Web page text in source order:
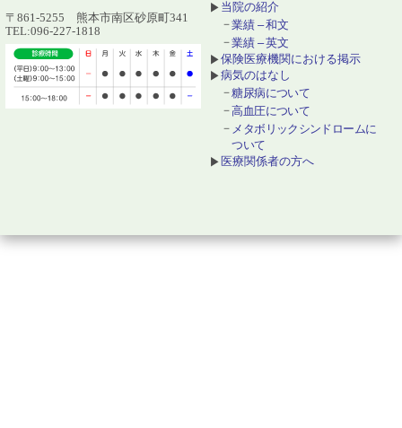
〒861-5255 熊本市南区砂原町341
TEL:096-227-1818
当院の紹介
業績 – 和文
業績 – 英文
保険医療機関における掲示
病気のはなし
糖尿病について
高血圧について
メタボリックシンドロームに
ついて
医療関係者の方へ